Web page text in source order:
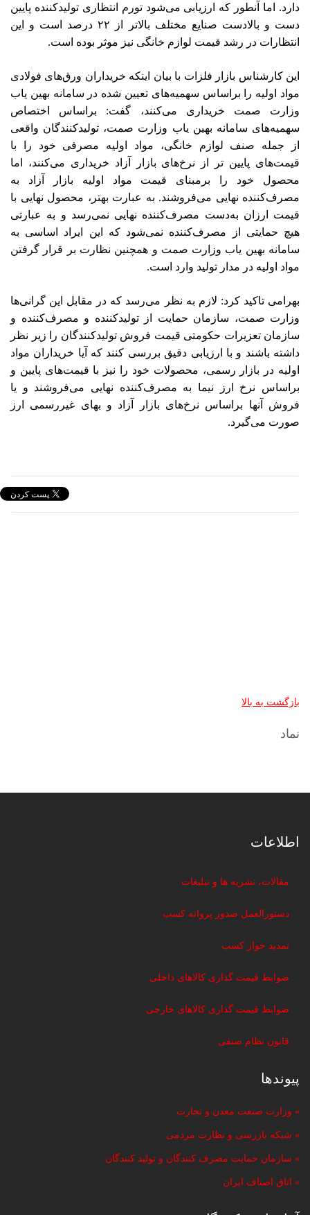
دارد. اما آنطور که ارزیابی می‌شود تورم انتظاری تولیدکننده پایین
دست و بالادست صنایع مختلف بالاتر از ۲۲ درصد است و این
انتظارات در رشد قیمت لوازم خانگی نیز موثر بوده است.
این کارشناس بازار فلزات با بیان اینکه خریداران ورق‌های فولادی
مواد اولیه را براساس سهمیه‌های تعیین شده در سامانه بهین یاب
وزارت صمت خریداری می‌کنند، گفت: براساس اختصاص
سهمیه‌های سامانه بهین یاب وزارت صمت، تولیدکنندگان واقعی
از جمله صنف لوازم خانگی، مواد اولیه مصرفی خود را با
قیمت‌های پایین تر از نرخ‌های بازار آزاد خریداری می‌کنند، اما
محصول خود را برمبنای قیمت مواد اولیه بازار آزاد به
مصرف‌کننده نهایی می‌فروشند. به عبارت بهتر، محصول نهایی با
قیمت ارزان به‌دست مصرف‌کننده نهایی نمی‌رسد و به عبارتی
هیچ حمایتی از مصرف‌کننده نمی‌شود که این ایراد اساسی به
سامانه بهین یاب وزارت صمت و همچنین نظارت بر قرار گرفتن
مواد اولیه در مدار تولید وارد است.
بهرامی تاکید کرد: لازم به نظر می‌رسد که در مقابل این گرانی‌ها
وزارت صمت، سازمان حمایت از تولیدکننده و مصرف‌کننده و
سازمان تعزیرات حکومتی قیمت فروش تولیدکنندگان را زیر نظر
داشته باشند و با ارزیابی دقیق بررسی کنند که آیا خریداران مواد
اولیه در بازار رسمی، محصولات خود را نیز با قیمت‌های پایین و
براساس نرخ ارز نیما به مصرف‌کننده نهایی می‌فروشند و یا
فروش آنها براساس نرخ‌های بازار آزاد و بهای غیررسمی ارز
صورت می‌گیرد.
بازگشت به بالا
نماد
اطلاعات
مقالات، نشریه ها و تبلیغات
دستورالعمل صدور پروانه کسب
تمدید جواز کسب
ضوابط قیمت گذاری کالاهای داخلی
ضوابط قیمت گذاری کالاهای خارجی
قانون نظام صنفی
پیوندها
» وزارت صنعت معدن و تجارت
» شبکه بازرسی و نظارت مردمی
» سازمان حمایت مصرف کنندگان و تولید کنندگان
» اتاق اصناف ایران